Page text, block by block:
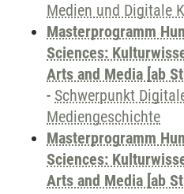
Medien und Digitale
Masterprogramm
Sciences:
Arts and Media [ab
- Schwerpunkt
Mediengeschichte
Masterprogramm
Sciences:
Arts and Media [ab